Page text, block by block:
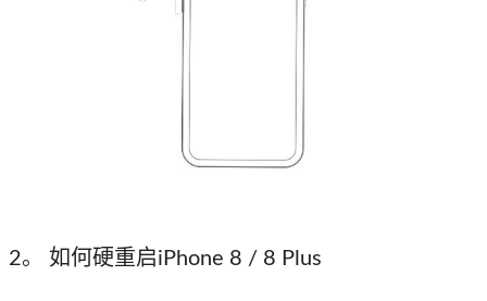
2。 如何硬重启iPhone 8 / 8 Plus